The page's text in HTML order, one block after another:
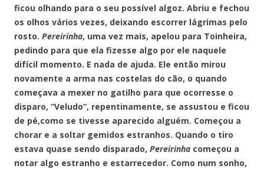
ficou olhando para o seu possível algoz. Abriu e fechou
os olhos vários vezes, deixando escorrer lágrimas pelo
rosto. Pereirinha, uma vez mais, apelou para Toinheira,
pedindo para que ela fizesse algo por ele naquele
difícil momento. E nada de ajuda. Ele então mirou
novamente a arma nas costelas do cão, o quando
começava a mexer no gatilho para que ocorresse o
disparo, “Veludo”, repentinamente, se assustou e ficou
de pé,como se tivesse aparecido alguém. Começou a
chorar e a soltar gemidos estranhos. Quando o tiro
estava quase sendo disparado, Pereirinha começou a
notar algo estranho e estarrecedor. Como num sonho,